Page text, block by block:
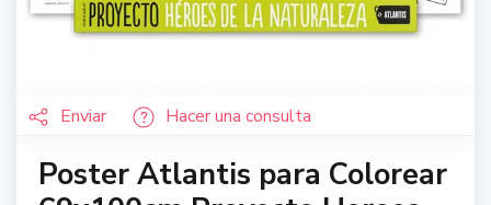
Enviar Hacer una consulta
Poster Atlantis para Colorear